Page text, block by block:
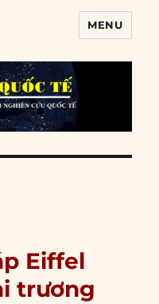
MENU
Eiffel
trương